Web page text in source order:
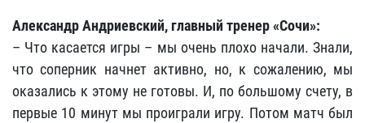
Александр Андриевский, главный тренер «Сочи»:
– Что касается игры – мы очень плохо начали. Знали,
что соперник начнет активно, но, к сожалению, мы
оказались к этому не готовы. И, по большому счету, в
первые 10 минут мы проиграли игру. Потом матч был